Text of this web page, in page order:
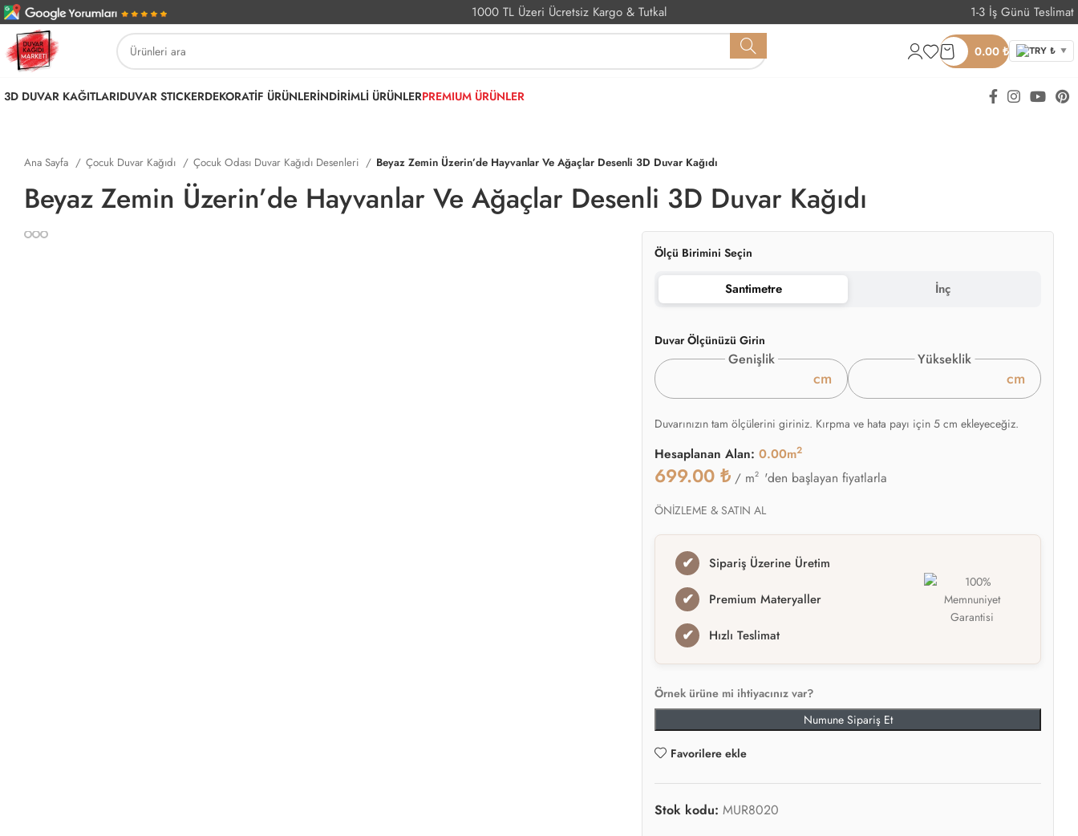
1000 TL Üzeri Ücretsiz Kargo & Tutkal 1-3 İş Günü Teslimat
0.00 ₺ TRY ₺ ▼
3D DUVAR KAĞITLARIDUVAR STICKERDEKORATİF ÜRÜNLERİNDİRİMLİ ÜRÜNLERPREMIUM ÜRÜNLER
Ana Sayfa Çocuk Duvar Kağıdı Çocuk Odası Duvar Kağıdı Desenleri Beyaz Zemin Üzerin’de Hayvanlar Ve Ağaçlar Desenli 3D Duvar Kağıdı
Beyaz Zemin Üzerin’de Hayvanlar Ve Ağaçlar Desenli 3D Duvar Kağıdı
Ölçü Birimini Seçin
Santimetre İnç
Duvar Ölçünüzü Girin
Genişlik
cm
Yükseklik
cm
Duvarınızın tam ölçülerini giriniz. Kırpma ve hata payı için 5 cm ekleyeceğiz.
Hesaplanan Alan:0.00m2
699.00₺ / m2 'den başlayan fiyatlarla
ÖNİZLEME & SATIN AL
✔ Sipariş Üzerine Üretim
✔ Premium Materyaller
✔ Hızlı Teslimat
Örnek ürüne mi ihtiyacınız var?
Numune Sipariş Et
Favorilere ekle
Stok kodu:MUR8020